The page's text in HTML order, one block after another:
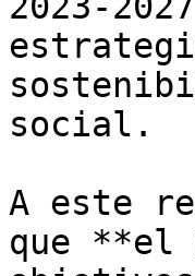
social.
A este
que **el